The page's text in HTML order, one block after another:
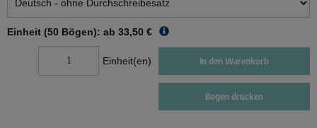
Einheit (50 Bögen): ab 33,50 €
Einheit(en) In den Warenkorb
Bogen drucken